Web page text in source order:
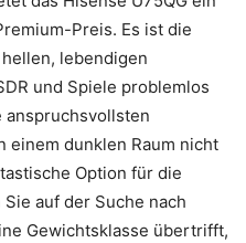
Preis. Es ist die
lebendigen
und Spiele problemlos
anspruchsvollsten
einem dunklen Raum nicht
Option für die
auf der Suche nach
Gewichtsklasse übertrifft,